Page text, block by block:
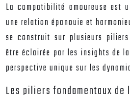
La compatibilité amoureuse est
une relation épanouie et
se construit sur plusieurs
être éclairée par les insights de
perspective unique sur les
Les piliers fondamentaux